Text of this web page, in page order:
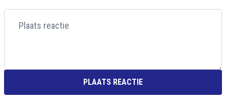
PLAATS REACTIE